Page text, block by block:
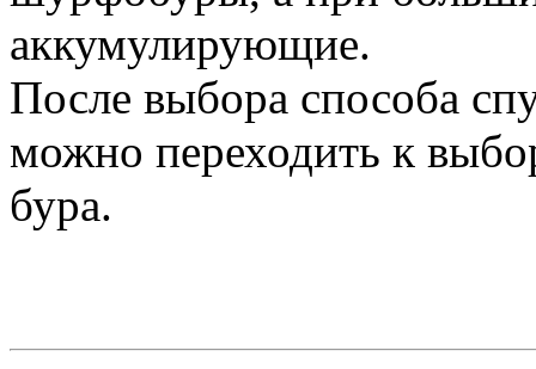
аккумулирующие.
После выбора способа
можно переходить к
бура.